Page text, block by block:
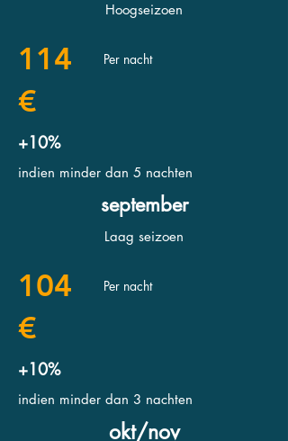
Hoogseizoen
114
€
Per nacht
+10%
indien minder dan 5 nachten
september
Laag seizoen
104
€
Per nacht
+10%
indien minder dan 3 nachten
okt/nov